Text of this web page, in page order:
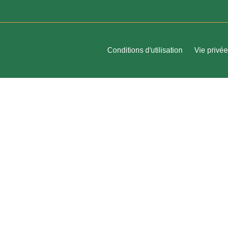
Conditions d'utilisation Vie privée